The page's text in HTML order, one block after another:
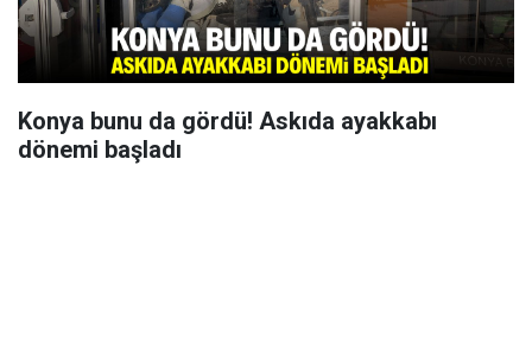
Konya bunu da gördü! Askıda ayakkabı
dönemi başladı